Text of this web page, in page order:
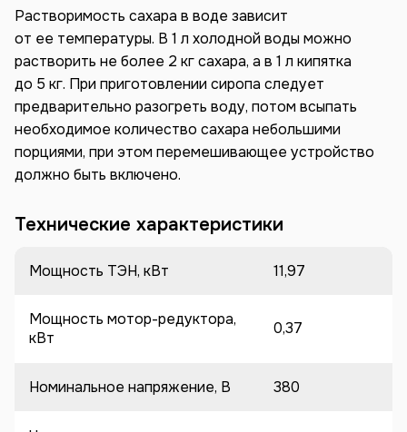
Растворимость сахара в воде зависит
от ее температуры. В 1 л холодной воды можно
растворить не более 2 кг сахара, а в 1 л кипятка
до 5 кг. При приготовлении сиропа следует
предварительно разогреть воду, потом всыпать
необходимое количество сахара небольшими
порциями, при этом перемешивающее устройство
должно быть включено.
Технические характеристики
Мощность ТЭН, кВт 11,97
Мощность мотор-редуктора,
кВт
0,37
Номинальное напряжение, В 380